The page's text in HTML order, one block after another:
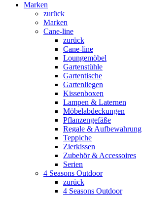
Marken
zurück
Marken
Cane-line
zurück
Cane-line
Loungemöbel
Gartenstühle
Gartentische
Gartenliegen
Kissenboxen
Lampen & Laternen
Möbelabdeckungen
Pflanzengefäße
Regale & Aufbewahrung
Teppiche
Zierkissen
Zubehör & Accessoires
Serien
4 Seasons Outdoor
zurück
4 Seasons Outdoor